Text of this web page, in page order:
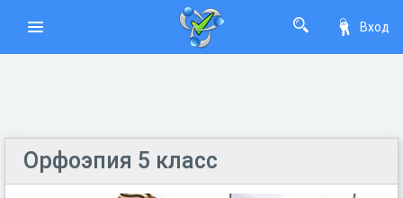
Вход
Орфоэпия 5 класс